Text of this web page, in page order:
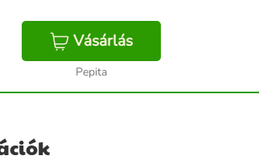
Vásárlás
Pepita